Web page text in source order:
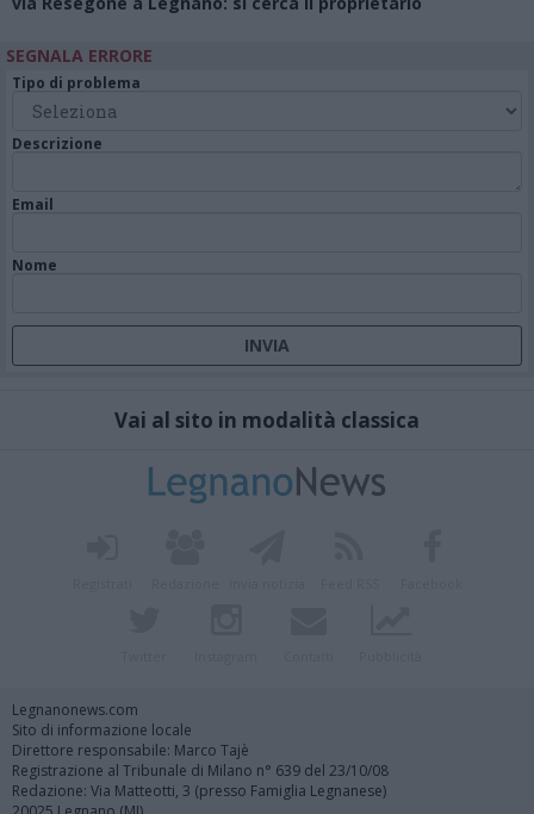
SEGNALA ERRORE
Tipo di problema
Descrizione
Email
Nome
Vai al sito in modalità classica
Legnanonews.com
Sito di informazione locale
Direttore responsabile: Marco Tajè
Registrazione al Tribunale di Milano n° 639 del 23/10/08
Redazione: Via Matteotti, 3 (presso Famiglia Legnanese)